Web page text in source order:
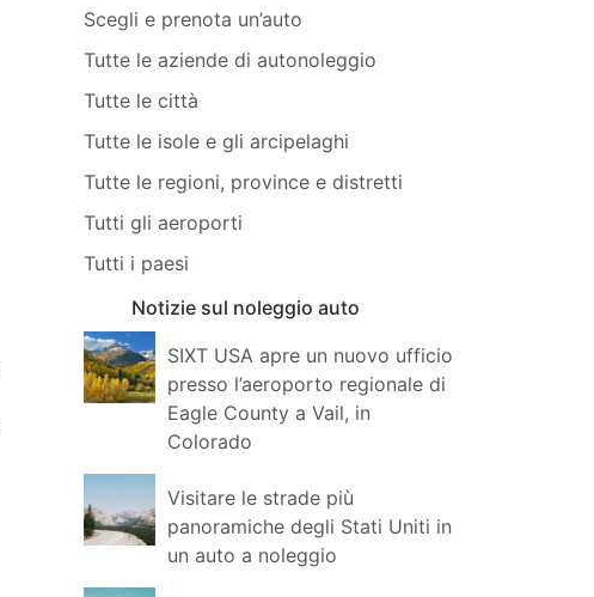
Scegli e prenota un’auto
Tutte le aziende di autonoleggio
Tutte le città
Tutte le isole e gli arcipelaghi
Tutte le regioni, province e distretti
Tutti gli aeroporti
Tutti i paesi
Notizie sul noleggio auto
SIXT USA apre un nuovo ufficio
presso l’aeroporto regionale di
Eagle County a Vail, in
Colorado
Visitare le strade più
panoramiche degli Stati Uniti in
un auto a noleggio